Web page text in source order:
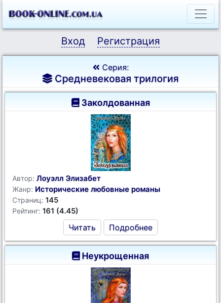
Вход Регистрация
Серия:
Средневековая трилогия
Заколдованная
Автор: Лоуэлл Элизабет
Жанр: Исторические любовные романы
Страниц: 145
Рейтинг: 161 (4.45)
Читать Подробнее
Неукрощенная